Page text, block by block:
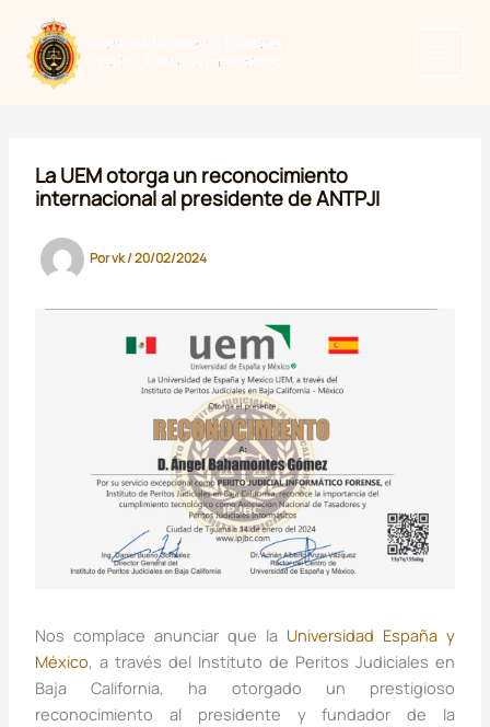
contenido
La UEM otorga un reconocimiento
internacional al presidente de ANTPJI
Porvk/20/02/2024
Nos complace anunciar que la Universidad España y
México, a través del Instituto de Peritos Judiciales en
Baja California, ha otorgado un prestigioso
reconocimiento al presidente y fundador de la